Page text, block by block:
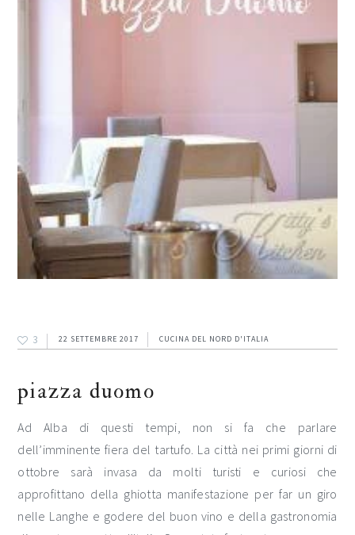
3 22 SETTEMBRE 2017 CUCINA DEL NORD D'ITALIA
piazza duomo
Ad Alba di questi tempi, non si fa che parlare
dell’imminente fiera del tartufo. La città nei primi giorni di
ottobre sarà invasa da molti turisti e curiosi che
approfittano della ghiotta manifestazione per far un giro
nelle Langhe e godere del buon vino e della gastronomia